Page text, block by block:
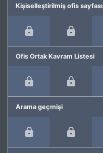
Kişiselleştirilmiş ofis sayfası
Ofis Ortak Kavram Listesi
Arama geçmişi